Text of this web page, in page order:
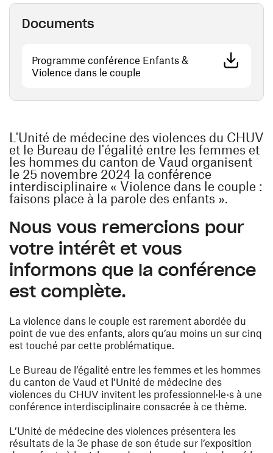
Documents
Programme conférence Enfants &
Violence dans le couple (ouvre une nouvelle fenêtre)
L'Unité de médecine des violences du CHUV
et le Bureau de l'égalité entre les femmes et
les hommes du canton de Vaud organisent
le 25 novembre 2024 la conférence
interdisciplinaire « Violence dans le couple :
faisons place à la parole des enfants ».
Nous vous remercions pour
votre intérêt et vous
informons que la conférence
est complète.
La violence dans le couple est rarement abordée du
point de vue des enfants, alors qu’au moins un sur cinq
est touché par cette problématique.
Le Bureau de l’égalité entre les femmes et les hommes
du canton de Vaud et l’Unité de médecine des
violences du CHUV invitent les professionnel·le·s à une
conférence interdisciplinaire consacrée à ce thème.
L’Unité de médecine des violences présentera les
résultats de la 3e phase de son étude sur l’exposition